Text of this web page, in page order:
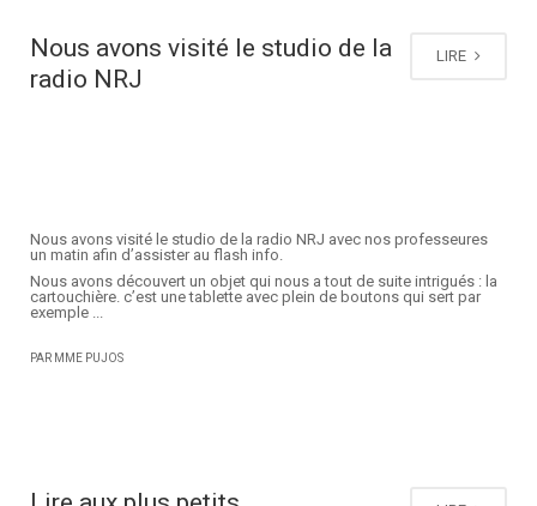
LIRE
Nous avons visité le studio de la
radio NRJ
Nous avons visité le studio de la radio NRJ avec nos professeures
un matin afin d’assister au flash info.
Nous avons découvert un objet qui nous a tout de suite intrigués : la
cartouchière. c’est une tablette avec plein de boutons qui sert par
exemple ...
PAR MME PUJOS